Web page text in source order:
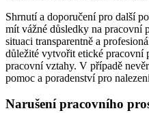
Shrnutí a doporučení pro další
mít vážné důsledky na pracovní
situaci transparentně a
důležité vytvořit etické pracovní
pracovní vztahy. V případě
pomoc a poradenství pro
Narušení pracovního